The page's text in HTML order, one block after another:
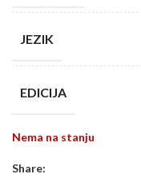
JEZIK
EDICIJA
Nema na stanju
Share: